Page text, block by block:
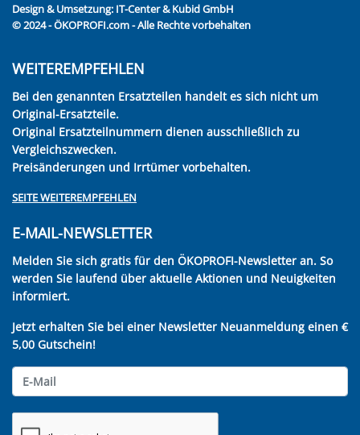
Design & Umsetzung: IT-Center & Kubid GmbH
© 2024 - ÖKOPROFI.com - Alle Rechte vorbehalten
WEITEREMPFEHLEN
Bei den genannten Ersatzteilen handelt es sich nicht um
Original-Ersatzteile.
Original Ersatzteilnummern dienen ausschließlich zu
Vergleichszwecken.
Preisänderungen und Irrtümer vorbehalten.
SEITE WEITEREMPFEHLEN
E-MAIL-NEWSLETTER
Melden Sie sich gratis für den ÖKOPROFI-Newsletter an. So
werden Sie laufend über aktuelle Aktionen und Neuigkeiten
informiert.
Jetzt erhalten Sie bei einer Newsletter Neuanmeldung einen €
5,00 Gutschein!